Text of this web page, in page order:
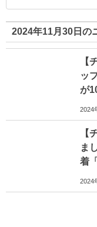
2024年11月30日の
【
ッ
が
2024
【
ま
着
2024